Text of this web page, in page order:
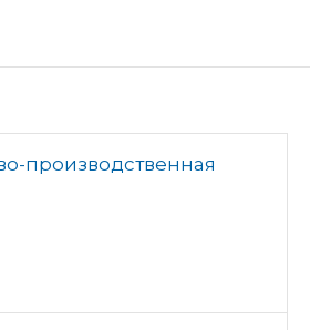
производственная